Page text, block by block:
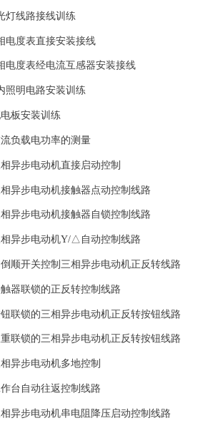
灯线路接线训练
电度表直接安装接线
电度表经电流互感器安装接线
照明电路安装训练
板安装训练
负载电功率的测量
异步电动机直接启动控制
异步电动机接触器点动控制线路
异步电动机接触器自锁控制线路
相异步电动机Y/△自动控制线路
顺开关控制三相异步电动机正反转线路
器联锁的正反转控制线路
联锁的三相异步电动机正反转按钮线路
联锁的三相异步电动机正反转按钮线路
异步电动机多地控制
台自动往返控制线路
异步电动机串电阻降压启动控制线路